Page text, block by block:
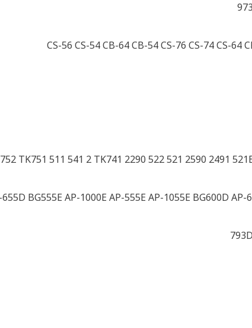
CS-56 CS-54 CB-64 CB-54 CS-76 CS-74 CS-64
TK751 511 541 2 TK741 2290 522 521 2590 2491
BG555E AP-1000E AP-555E AP-1055E BG600D